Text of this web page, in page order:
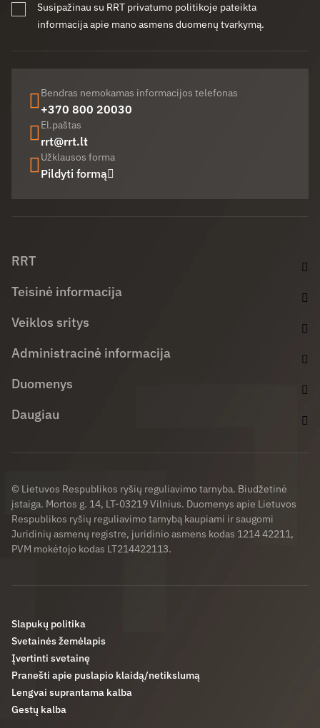
Susipažinau su RRT privatumo politikoje pateikta
informacija apie mano asmens duomenų tvarkymą.
Bendras nemokamas informacijos telefonas
+370 800 20030
El.paštas
rrt@rrt.lt
Užklausos forma
Pildyti formą
RRT
Teisinė informacija
Veiklos sritys
Administracinė informacija
Duomenys
Daugiau
© Lietuvos Respublikos ryšių reguliavimo tarnyba. Biudžetinė
įstaiga. Mortos g. 14, LT-03219 Vilnius. Duomenys apie Lietuvos
Respublikos ryšių reguliavimo tarnybą kaupiami ir saugomi
Juridinių asmenų registre, juridinio asmens kodas 1214 42211,
PVM mokėtojo kodas LT214422113.
Slapukų politika
Svetainės žemėlapis
Įvertinti svetainę
Pranešti apie puslapio klaidą/netikslumą
Lengvai suprantama kalba
Gestų kalba